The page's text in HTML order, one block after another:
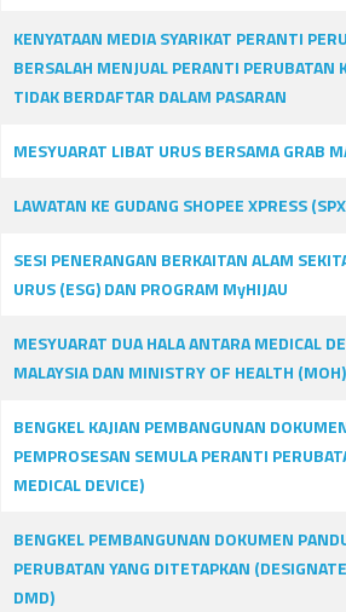
KENYATAAN MEDIA SYARIKAT PERANTI
BERSALAH MENJUAL PERANTI PERUBATAN
TIDAK BERDAFTAR DALAM PASARAN
MESYUARAT LIBAT URUS BERSAMA GRAB
LAWATAN KE GUDANG SHOPEE XPRESS
SESI PENERANGAN BERKAITAN ALAM
URUS (ESG) DAN PROGRAM MyHIJAU
MESYUARAT DUA HALA ANTARA MEDICAL
MALAYSIA DAN MINISTRY OF HEALTH
BENGKEL KAJIAN PEMBANGUNAN
PEMPROSESAN SEMULA PERANTI
MEDICAL DEVICE)
BENGKEL PEMBANGUNAN DOKUMEN
PERUBATAN YANG DITETAPKAN
DMD)